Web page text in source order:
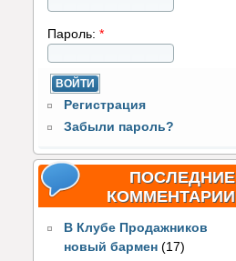
Пароль: *
Регистрация
Забыли пароль?
ПОСЛЕДНИЕ
КОММЕНТАРИИ
В Клубе Продажников
новый бармен (17)